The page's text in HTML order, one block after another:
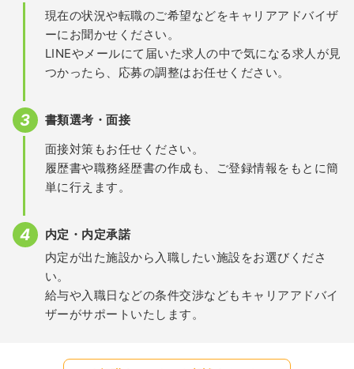
現在の状況や転職のご希望などをキャリアアドバイザ
ーにお聞かせください。
LINEやメールにて届いた求人の中で気になる求人が見
つかったら、応募の調整はお任せください。
書類選考・面接
面接対策もお任せください。
履歴書や職務経歴書の作成も、ご登録情報をもとに簡
単に行えます。
内定・内定承諾
内定が出た施設から入職したい施設をお選びくださ
い。
給与や入職日などの条件交渉などもキャリアアドバイ
ザーがサポートいたします。